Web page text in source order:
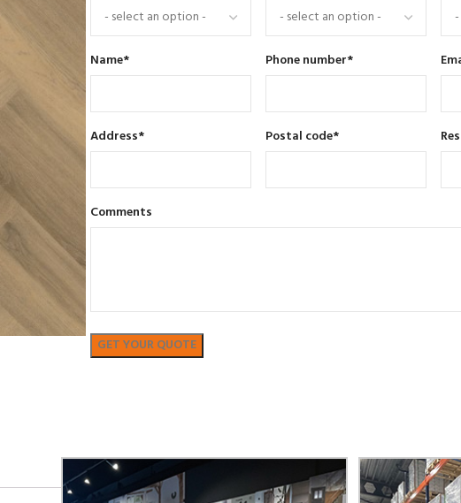
Name* Phone number*
Address* Postal code*
Comments